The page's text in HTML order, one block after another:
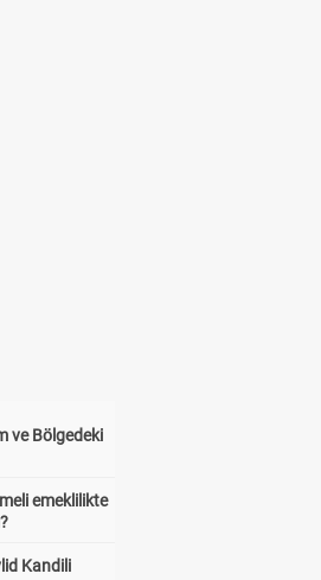
ve Bölgedeki
emeklilikte
Kandili